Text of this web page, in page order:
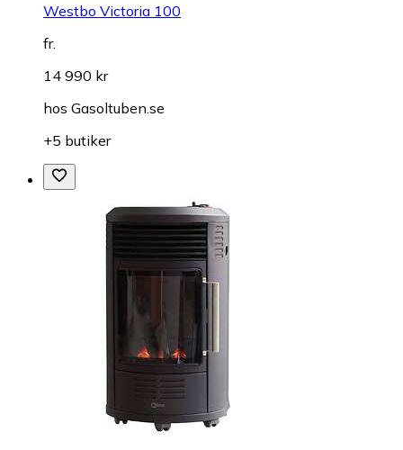
Westbo Victoria 100
fr.
14 990 kr
hos Gasoltuben.se
+5 butiker